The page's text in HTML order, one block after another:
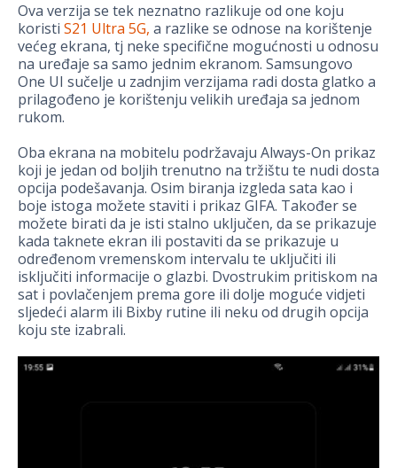
Ova verzija se tek neznatno razlikuje od one koju
koristi S21 Ultra 5G, a razlike se odnose na korištenje
većeg ekrana, tj neke specifične mogućnosti u odnosu
na uređaje sa samo jednim ekranom. Samsungovo
One UI sučelje u zadnjim verzijama radi dosta glatko a
prilagođeno je korištenju velikih uređaja sa jednom
rukom.
Oba ekrana na mobitelu podržavaju Always-On prikaz
koji je jedan od boljih trenutno na tržištu te nudi dosta
opcija podešavanja. Osim biranja izgleda sata kao i
boje istoga možete staviti i prikaz GIFA. Također se
možete birati da je isti stalno uključen, da se prikazuje
kada taknete ekran ili postaviti da se prikazuje u
određenom vremenskom intervalu te uključiti ili
isključiti informacije o glazbi. Dvostrukim pritiskom na
sat i povlačenjem prema gore ili dolje moguće vidjeti
sljedeći alarm ili Bixby rutine ili neku od drugih opcija
koju ste izabrali.